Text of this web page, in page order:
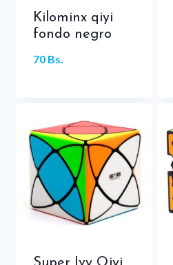
Kilominx qiyi
fondo negro
70 Bs.